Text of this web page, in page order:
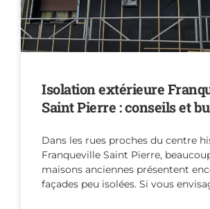
Isolation extérieure
Saint Pierre : conseils et
Dans les rues proches du centre
Franqueville Saint Pierre,
maisons anciennes présentent
façades peu isolées. Si vous